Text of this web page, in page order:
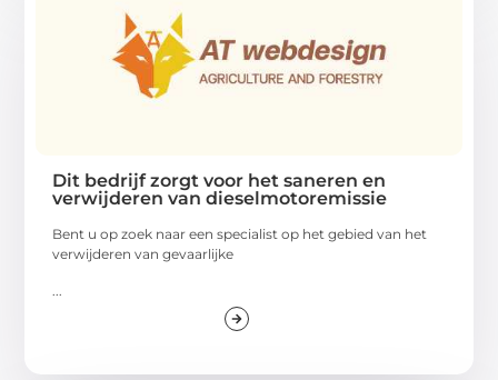
Dit bedrijf zorgt voor het saneren en
verwijderen van dieselmotoremissie
Bent u op zoek naar een specialist op het gebied van het
verwijderen van gevaarlijke